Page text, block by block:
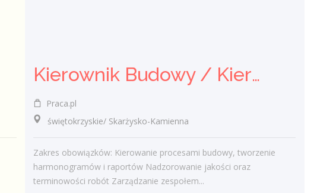
Ostatnie wpisy
2 lutego 2021
3 stycznia 2021
W województwie świętokrzyskim
Kierownik Budowy / Kierowniczka Budowy
Praca.pl
świętokrzyskie/ Skarżysko-Kamienna
Zakres obowiązków: Kierowanie procesami budowy, tworzenie
harmonogramów i raportów Nadzorowanie jakości oraz
terminowości robót Zarządzanie zespołem...